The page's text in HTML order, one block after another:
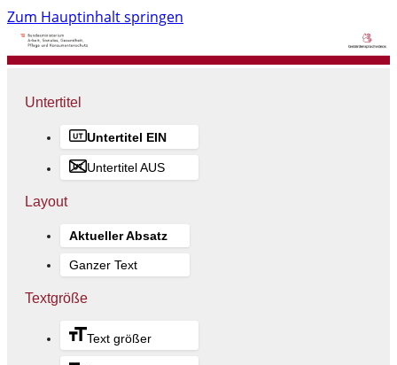
Zum Hauptinhalt springen
Untertitel
Untertitel EIN
Untertitel AUS
Layout
Aktueller Absatz
Ganzer Text
Textgröße
Text größer